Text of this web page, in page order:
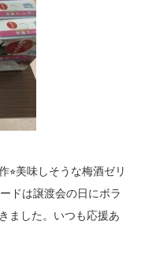
美味しそうな梅酒ゼリ
ドは譲渡会の日にボラ
ました。いつも応援あ